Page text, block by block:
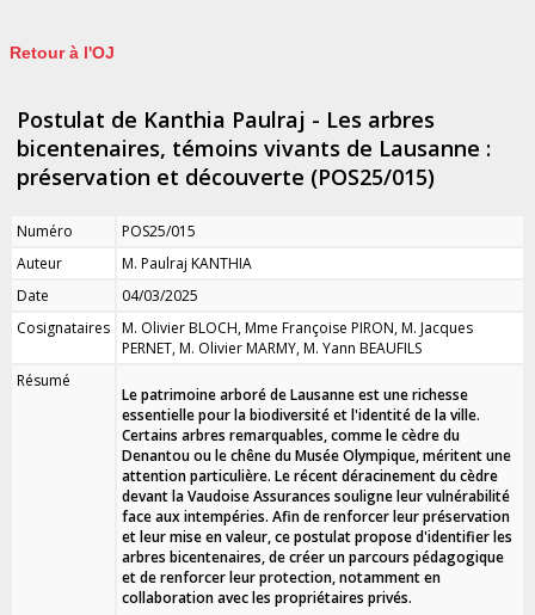
Retour à l'OJ
Postulat de Kanthia Paulraj - Les arbres
bicentenaires, témoins vivants de Lausanne :
préservation et découverte (POS25/015)
Numéro
POS25/015
Auteur
M. Paulraj KANTHIA
Date
04/03/2025
Cosignataires M. Olivier BLOCH, Mme Françoise PIRON, M. Jacques
PERNET, M. Olivier MARMY, M. Yann BEAUFILS
Résumé
Le patrimoine arboré de Lausanne est une richesse
essentielle pour la biodiversité et l'identité de la ville.
Certains arbres remarquables, comme le cèdre du
Denantouou le chêne du Musée Olympique, méritent une
attention particulière. Le récent déracinement du cèdre
devant la Vaudoise Assurances souligne leur vulnérabilité
face aux intempéries. Afin de renforcer leur préservation
et leur mise en valeur, ce postulat propose d'identifier les
arbres bicentenaires, de créer un parcours pédagogique
et de renforcer leur protection, notamment en
collaboration avec les propriétaires privés.